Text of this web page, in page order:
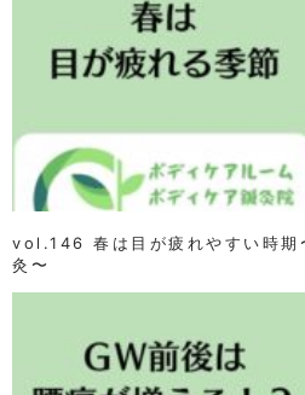
vol.146 春は目が疲れやすい時期
灸〜